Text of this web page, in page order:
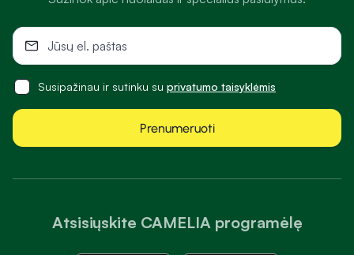
Atsisiųskite CAMELIA programėlę
Susipažinau ir sutinku su privatumo taisyklėmis
Prenumeruoti